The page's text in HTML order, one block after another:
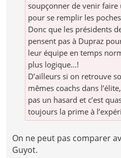
soupçonner de venir faire
pour se remplir les
Donc que les présidents
pensent pas à Dupraz
leur équipe en temps
plus logique...!
D’ailleurs si on retrouve
mêmes coachs dans
pas un hasard et c’est
toujours la prime à
On ne peut pas comparer
Guyot.